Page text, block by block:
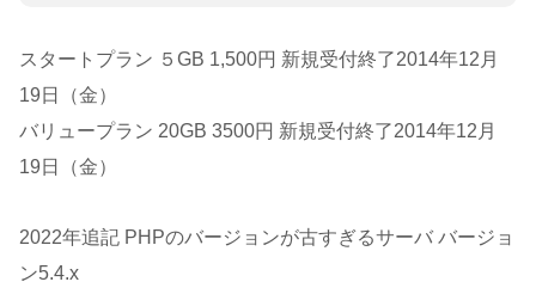
スタートプラン ５GB 1,500円 新規受付終了2014年12月
19日（金）
バリュープラン 20GB 3500円 新規受付終了2014年12月
19日（金）
2022年追記 PHPのバージョンが古すぎるサーバ バージョ
ン5.4.x